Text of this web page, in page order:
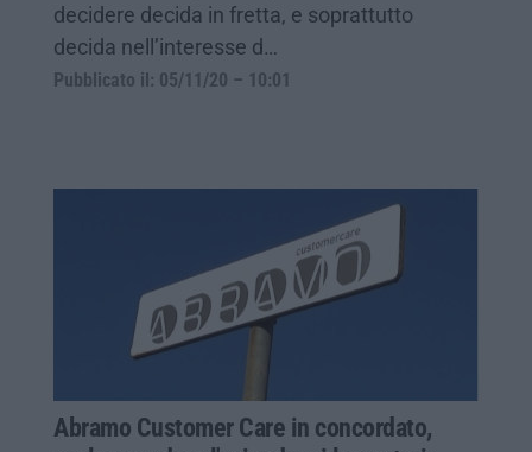
decidere decida in fretta, e soprattutto
decida nell’interesse d…
Pubblicato il: 05/11/20 – 10:01
Abramo Customer Care in concordato,